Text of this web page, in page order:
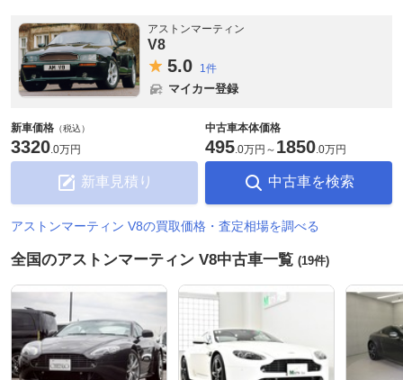
アストンマーティン
V8
5.0 1件
マイカー登録
新車価格 （税込）
3320.0万円
新車見積り
中古車本体価格
495.0万円 ～ 1850.0万円
中古車を検索
アストンマーティン V8の買取価格・査定相場を調べる
全国のアストンマーティン V8中古車一覧 (19件)